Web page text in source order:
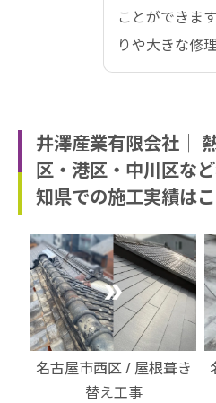
ことができま
りや大きな修
井澤産業有限会社│
区・港区・中川区な
知県での施工実績は
名古屋市西区 / 屋根葺き
替え工事